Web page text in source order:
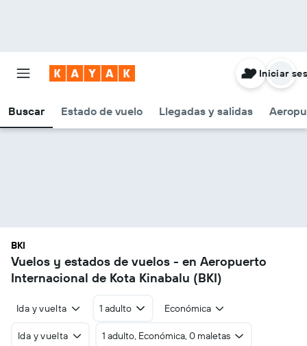
Buscar Estado de vuelo Llegadas y salidas
Iniciar
BKI
Vuelos y estados de vuelos - en Aeropuerto
Internacional de Kota Kinabalu (BKI)
Ida y vuelta 1 adulto Económica
Ida y vuelta 1 adulto, Económica, 0 maletas